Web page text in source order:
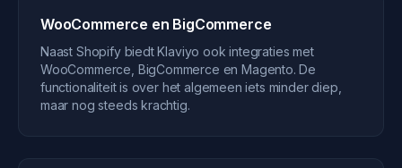
WooCommerce en BigCommerce
Naast Shopify biedt Klaviyo ook integraties met
WooCommerce, BigCommerce en Magento. De
functionaliteit is over het algemeen iets minder diep,
maar nog steeds krachtig.